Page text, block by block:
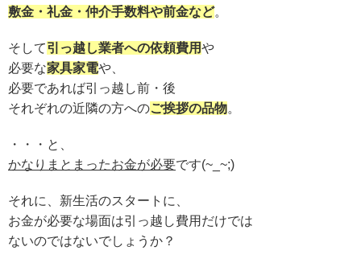
敷金・礼金・仲介手数料や前金など。
そして引っ越し業者への依頼費用や
必要な家具家電や、
必要であれば引っ越し前・後
それぞれの近隣の方へのご挨拶の品物。
・・・と、
かなりまとまったお金が必要です(~_~;)
それに、新生活のスタートに、
お金が必要な場面は引っ越し費用だけでは
ないのではないでしょうか？